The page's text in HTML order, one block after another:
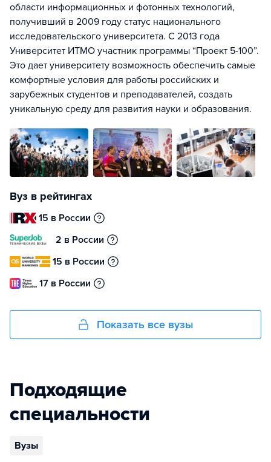
области информационных и фотонных технологий,
получивший в 2009 году статус национального
исследовательского университета. С 2013 года
Университет ИТМО участник программы “Проект 5-100”.
Это дает университету возможность обеспечить самые
комфортные условия для работы российских и
зарубежных студентов и преподавателей, создать
уникальную среду для развития науки и образования.
Вуз в рейтингах
15 в России
2 в России
15 в России
17 в России
Показать все вузы
Подходящие
специальности
Вузы